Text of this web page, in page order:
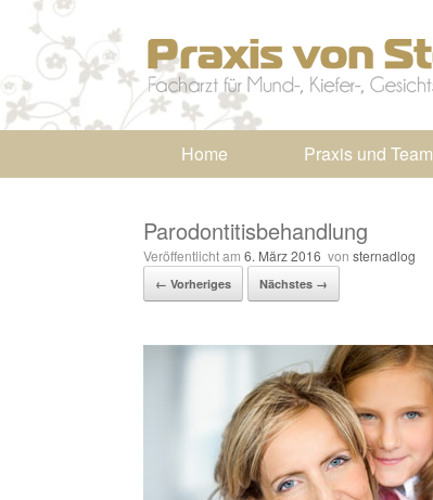
Home Praxis und Team
Parodontitisbehandlung
Veröffentlicht am 6. März 2016 von sternadlog
← Vorheriges Nächstes →